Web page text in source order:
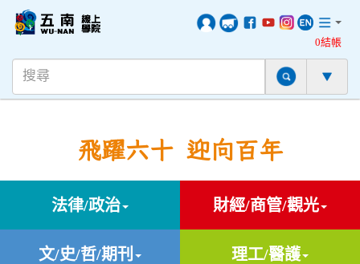
0結帳
飛躍六十 迎向百年
法律/政治 財經/商管/觀光
文/史/哲/期刊 理工/醫護